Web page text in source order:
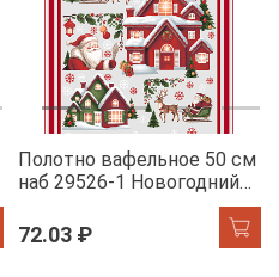
Полотно вафельное 50 см
наб 29526-1 Новогодний
72.03 ₽